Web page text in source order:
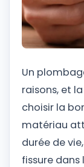
Un
raisons, et
choisir la
matériau
durée de
fissure